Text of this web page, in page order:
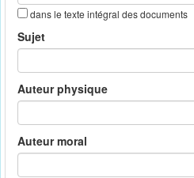
dans le texte intégral des documents
Sujet
Auteur physique
Auteur moral